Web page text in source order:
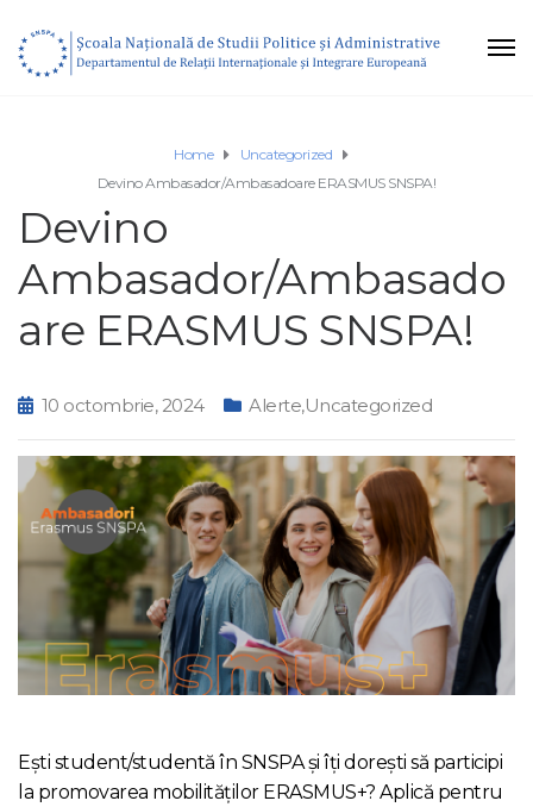
Home
Uncategorized
Devino Ambasador/Ambasadoare ERASMUS SNSPA!
Devino
Ambasador/Ambasado
are ERASMUS SNSPA!
10 octombrie, 2024 Alerte,Uncategorized
Ești student/studentă în SNSPA și îți dorești să participi
la promovarea mobilităților ERASMUS+? Aplică pentru